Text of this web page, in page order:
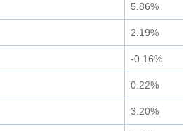
5.86%
2.19%
-0.16%
0.22%
3.20%